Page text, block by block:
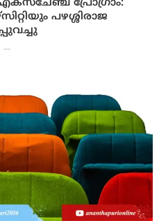
പ്രോഗ്രാം:
പഴശ്ശിരാജ